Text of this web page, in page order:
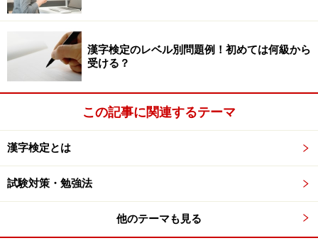
直前に真新しい問題集に取り組んでも、全部やり切れな
いのが関の山です。しかもその内容から試験に出る確率
など高が知れています。もちろん、市販の問題集にはた
いてい頻出漢字がまとめてありますから、その部分だけ
拾って勉強するというやり方もあります。ですが、やは
り自分にとって馴染みのある資料を活用し、前にチェッ
クした箇所をおさらいしたり赤字で書き込んだりするな
どして、オリジナルの「漢検完全征服版」を作り上げた
ほうが、自信にも繋がりますし、達成感も得られます。
これだけの事をやったんだ！ と、やった気になったほう
が、全然やらなかった……、というマイナスの心理状態で
漢字検定のレベル別問題例！初めては何級から
受ける？
この記事に関連するテーマ
漢字検定とは
試験対策・勉強法
他のテーマも見る